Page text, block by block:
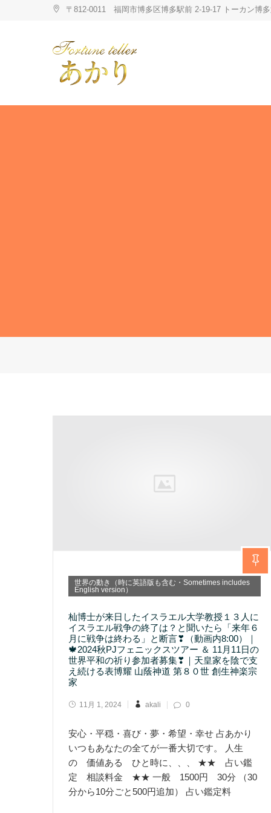
〒812-0011 福岡市博多区博多駅前 2-19-17 トーカン博
世界の動き（時に英語版も含む・Sometimes includes
English version）
杣博士が来日したイスラエル大学教授１３人に
イスラエル戦争の終了は？と聞いたら「来年６
月に戦争は終わる」と断言❣（動画内8:00）｜
🍁2024秋PJフェニックスツアー ＆ 11月11日の
世界平和の祈り参加者募集❣｜天皇家を陰で支
え続ける表博耀 山蔭神道 第８０世 創生神楽宗
家
11月 1, 2024 akali 0
安心・平穏・喜び・夢・希望・幸せ 占あかり
いつもあなたの全てが一番大切です。 人生
の 価値ある ひと時に、、、 ★★ 占い鑑
定 相談料金 ★★ 一般 1500円 30分 （30
分から10分ごと500円追加） 占い鑑定料